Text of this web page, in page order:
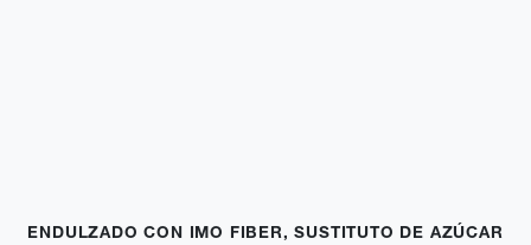
ENDULZADO CON IMO FIBER, SUSTITUTO DE AZÚCAR​